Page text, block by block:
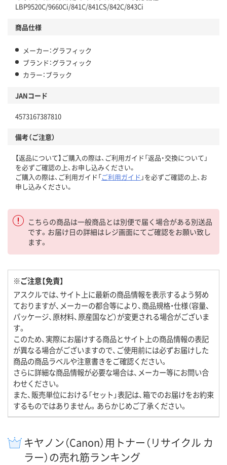
LBP9520C/9660Ci/841C/841CS/842C/843Ci
商品仕様
メーカー：グラフィック
ブランド：グラフィック
カラー：ブラック
JANコード
4573167387810
備考（ご注意）
【返品について】ご購入の際は、ご利用ガイド「返品・交換について」
を必ずご確認の上、お申し込みください。
ご購入の際は、ご利用ガイド「ご利用ガイド 」を必ずご確認の上、お
申し込みください。
こちらの商品は一般商品とは別便で届く場合がある別送品
です。お届け日の詳細はレジ画面にてご確認をお願い致し
ます。
※ご注意【免責】
アスクルでは、サイト上に最新の商品情報を表示するよう努め
ておりますが、メーカーの都合等により、商品規格・仕様（容量、
パッケージ、原材料、原産国など）が変更される場合がございま
す。
このため、実際にお届けする商品とサイト上の商品情報の表記
が異なる場合がございますので、ご使用前には必ずお届けした
商品の商品ラベルや注意書きをご確認ください。
さらに詳細な商品情報が必要な場合は、メーカー等にお問い合
わせください。
また、販売単位における「セット」表記は、箱でのお届けをお約束
するものではありません。あらかじめご了承ください。
キヤノン（Canon）用トナー（リサイクル カ
ラー）の売れ筋ランキング